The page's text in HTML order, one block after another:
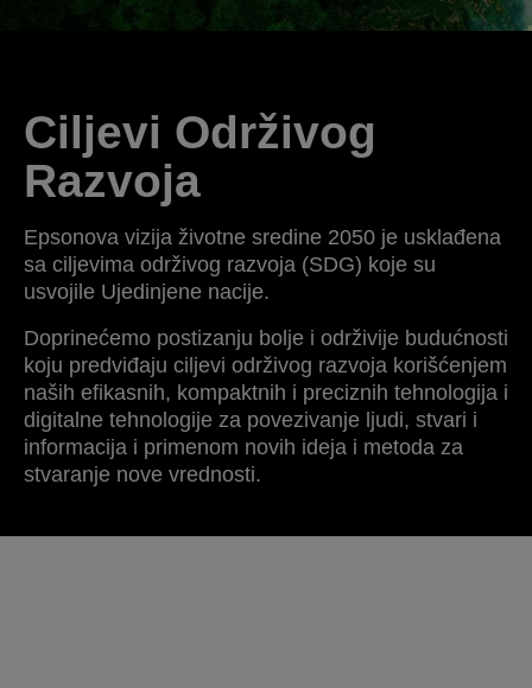
Ciljevi Održivog
Razvoja
Epsonova vizija životne sredine 2050 je usklađena
sa ciljevima održivog razvoja (SDG) koje su
usvojile Ujedinjene nacije.
Doprinećemo postizanju bolje i održivije budućnosti
koju predviđaju ciljevi održivog razvoja korišćenjem
naših efikasnih, kompaktnih i preciznih tehnologija i
digitalne tehnologije za povezivanje ljudi, stvari i
informacija i primenom novih ideja i metoda za
stvaranje nove vrednosti.